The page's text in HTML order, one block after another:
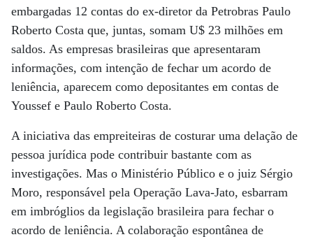
embargadas 12 contas do ex-diretor da Petrobras Paulo
Roberto Costa que, juntas, somam U$ 23 milhões em
saldos. As empresas brasileiras que apresentaram
informações, com intenção de fechar um acordo de
leniência, aparecem como depositantes em contas de
Youssef e Paulo Roberto Costa.
A iniciativa das empreiteiras de costurar uma delação de
pessoa jurídica pode contribuir bastante com as
investigações. Mas o Ministério Público e o juiz Sérgio
Moro, responsável pela Operação Lava-Jato, esbarram
em imbróglios da legislação brasileira para fechar o
acordo de leniência. A colaboração espontânea de